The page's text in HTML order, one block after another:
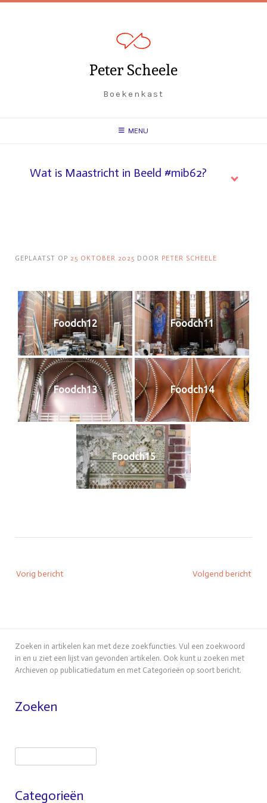
Spring
Peter Scheele
Boekenkast
MENU
Wat is Maastricht in Beeld #mib62?
GEPLAATST OP 25 OKTOBER 2025 DOOR PETER SCHEELE
Foodch12 Foodch11
Foodch13 Foodch14
Foodch15
navigatie
Vorig bericht Volgend bericht
Zoeken in artikelen kan met deze zoekfuncties. Vul een zoekwoord
in en u ziet een lijst van gevonden artikelen. Ook kunt u zoeken met
Archieven op publicatiedatum en met Categorieën op soort bericht.
Zoeken
Categorieën